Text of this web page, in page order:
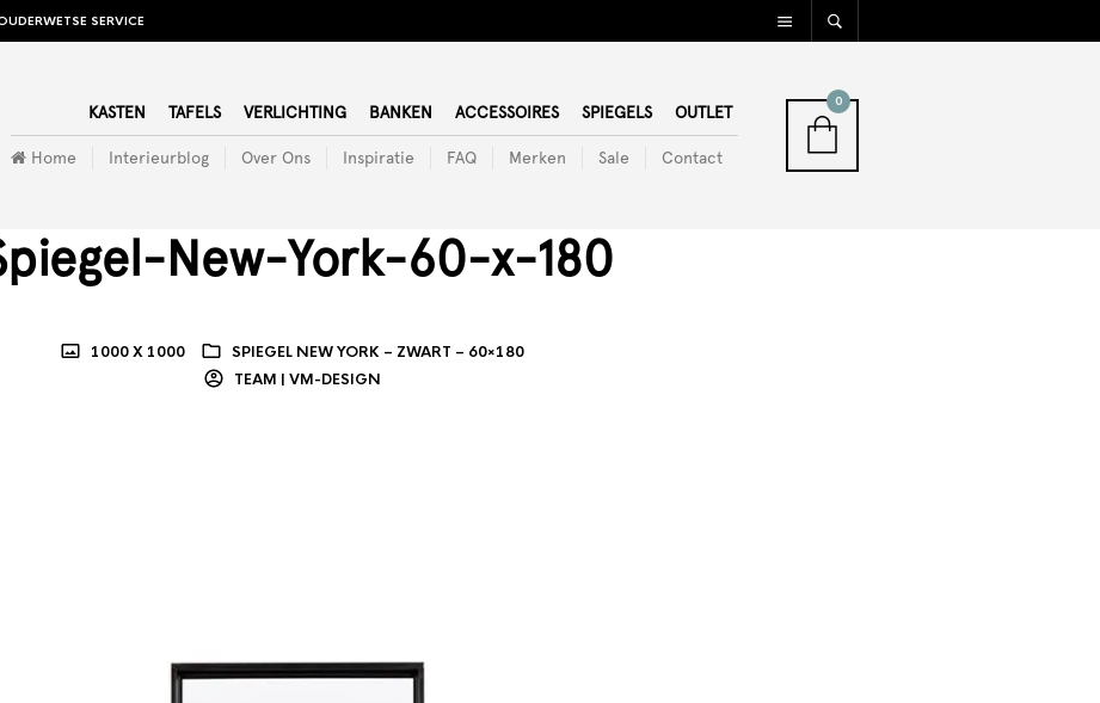
SERVICE
KASTEN TAFELS VERLICHTING BANKEN ACCESSOIRES SPIEGELS OUTLET
Home Interieurblog Over Ons Inspiratie FAQ Merken Sale Contact
0
New-York-60-x-180
1000 X 1000
SPIEGEL NEW YORK – ZWART – 60×180
TEAM | VM-DESIGN